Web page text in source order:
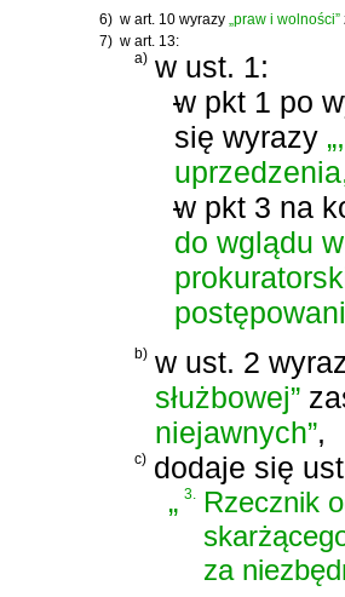
6) w art. 10 wyrazy „praw i wolności”
7) w art. 13:
a) w ust. 1:
-
w pkt 1 po
się wyrazy
-
w pkt 3 na
do wglądu
b) w ust. 2
służbowej”
niejawnych”,
c) dodaje się
„3.
Rzecznik
za